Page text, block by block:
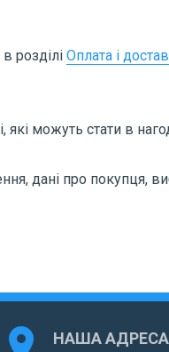
розділі Оплата і
можуть стати в
дані про покупця,
НАША АДРЕСА